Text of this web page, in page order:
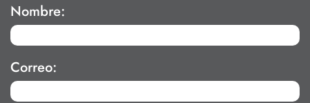
Nombre:
Correo: